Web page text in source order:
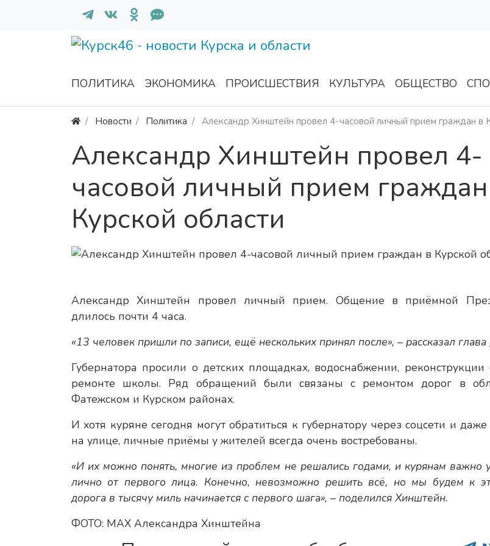
ПОЛИТИКА ЭКОНОМИКА ПРОИСШЕСТВИЯ КУЛЬТУРА ОБЩЕСТВО
Новости Политика Александр Хинштейн провел 4-часовой личный прием граждан в
Александр Хинштейн провел 4-
часовой личный прием
Курской области
Александр Хинштейн провел личный прием. Общение в приёмной
длилось почти 4 часа.
«13 человек пришли по записи, ещё нескольких принял после», – рассказал глава
Губернатора просили о детских площадках, водоснабжении, реконструкции
ремонте школы. Ряд обращений были связаны с ремонтом дорог в
Фатежском и Курском районах.
И хотя куряне сегодня могут обратиться к губернатору через соцсети и
на улице, личные приёмы у жителей всегда очень востребованы.
«И их можно понять, многие из проблем не решались годами, и курянам важно
лично от первого лица. Конечно, невозможно решить всё, но мы будем к
дорога в тысячу миль начинается с первого шага», – поделился Хинштейн.
ФОТО: МАХ Александра Хинштейна